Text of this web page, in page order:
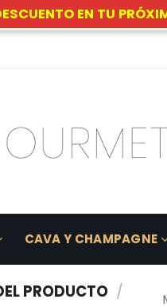
CAVA Y CHAMPAGNE
PRODUCTO /
EN TU